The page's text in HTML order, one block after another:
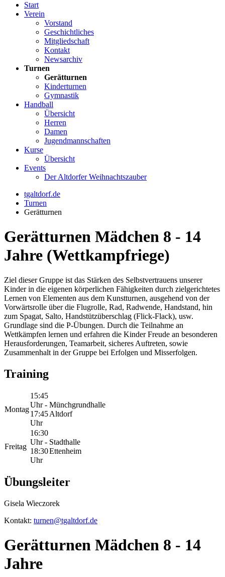
Start
Verein
Vorstand
Geschichtliches
Mitgliedschaft
Kontakt
Newsarchiv
Turnen
Gerätturnen
Kinderturnen
Gymnastik
Handball
Übersicht
Herren
Damen
Jugendmannschaften
Kurse
Übersicht
Events
Der Altdorfer Weihnachtszauber
tgaltdorf.de
Turnen
Gerätturnen
Gerätturnen Mädchen 8 - 14
Jahre (Wettkampfriege)
Ziel dieser Gruppe ist das Stärken des Selbstvertrauens unserer
Kinder in die eigenen körperlichen Fähigkeiten durch zielgerichtetes
Lernen von Elementen aus dem Kunstturnen, ausgehend von der
Vorwärtsrolle über die Flugrolle, Rad, Radwende, Handstand, hin
zum Spagat, Salto, Handstützüberschlag (Flick-Flack), usw.
Grundlage sind die P-Übungen. Durch die Teilnahme an
Wettkämpfen lernen und erfahren die Kinder Freude an besonderen
Herausforderungen, Teamarbeit, sicheres Auftreten, sowie
Zusammenhalt in der Gruppe bei Erfolgen und Misserfolgen.
Training
Montag
15:45
Uhr -
17:45
Uhr
Münchgrundhalle
Altdorf
Freitag
16:30
Uhr -
18:30
Uhr
Stadthalle
Ettenheim
Übungsleiter
Gisela Wieczorek
Kontakt: turnen@tgaltdorf.de
Gerätturnen Mädchen 8 - 14
Jahre